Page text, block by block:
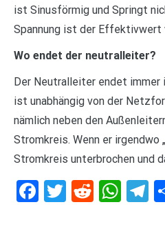
ist Sinusförmig und Springt
Spannung ist der Effektivwert
Wo endet der neutralleiter?
Der Neutralleiter endet immer
ist unabhängig von der
nämlich neben den
Stromkreis. Wenn er irgendwo
Stromkreis unterbrochen und
Facebook
Twitter
Reddit